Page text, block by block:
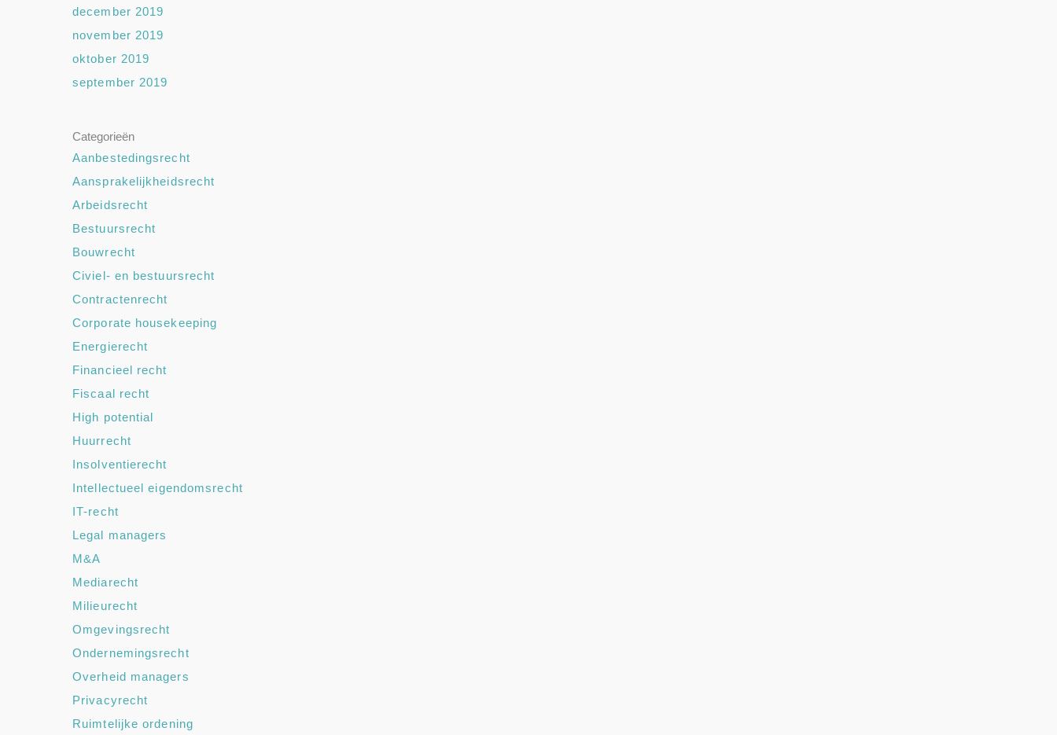
december 2019
november 2019
oktober 2019
september 2019
Categorieën
Aanbestedingsrecht
Aansprakelijkheidsrecht
Arbeidsrecht
Bestuursrecht
Bouwrecht
Civiel- en bestuursrecht
Contractenrecht
Corporate housekeeping
Energierecht
Financieel recht
Fiscaal recht
High potential
Huurrecht
Insolventierecht
Intellectueel eigendomsrecht
IT-recht
Legal managers
M&A
Mediarecht
Milieurecht
Omgevingsrecht
Ondernemingsrecht
Overheid managers
Privacyrecht
Ruimtelijke ordening